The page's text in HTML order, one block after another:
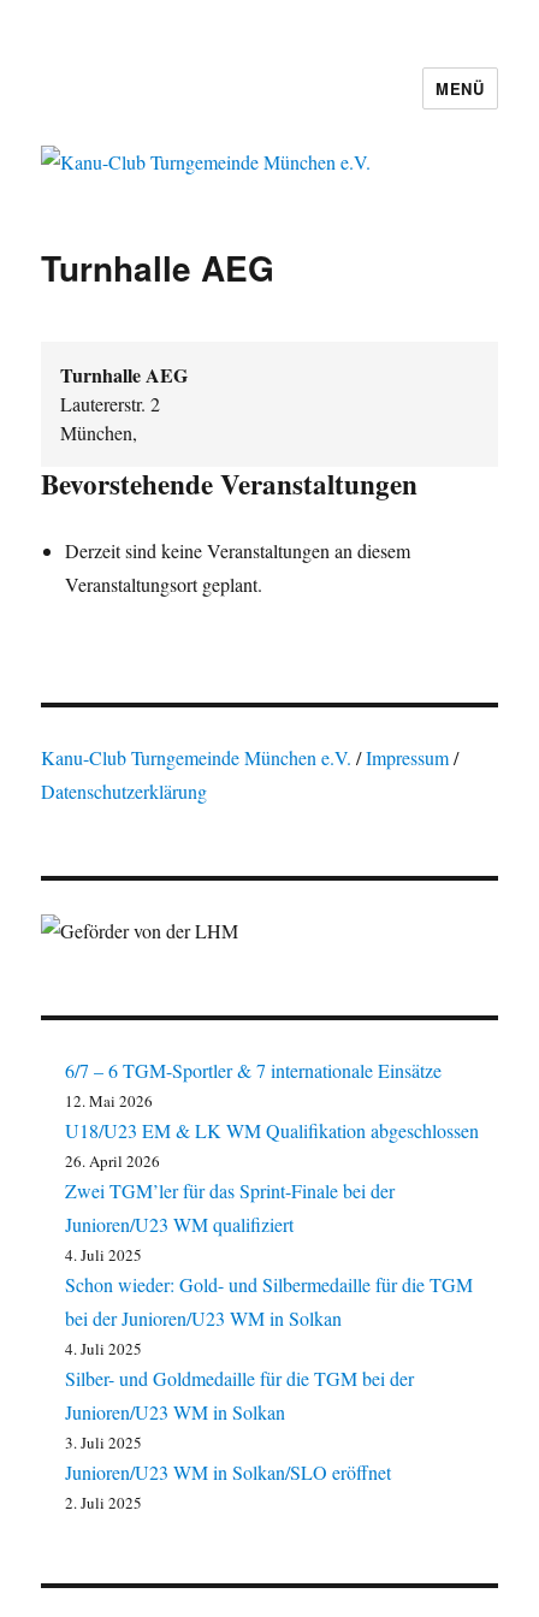
Kanu-Club Turngemeinde München
e.V.
MENÜ
Turnhalle AEG
Turnhalle AEG
Lautererstr. 2
München,
Bevorstehende Veranstaltungen
Derzeit sind keine Veranstaltungen an diesem
Veranstaltungsort geplant.
Kanu-Club Turngemeinde München e.V. /Impressum/
Datenschutzerklärung
6/7 – 6 TGM-Sportler & 7 internationale Einsätze
12. Mai 2026
U18/U23 EM & LK WM Qualifikation abgeschlossen
26. April 2026
Zwei TGM’ler für das Sprint-Finale bei der
Junioren/U23 WM qualifiziert
4. Juli 2025
Schon wieder: Gold- und Silbermedaille für die TGM
bei der Junioren/U23 WM in Solkan
4. Juli 2025
Silber- und Goldmedaille für die TGM bei der
Junioren/U23 WM in Solkan
3. Juli 2025
Junioren/U23 WM in Solkan/SLO eröffnet
2. Juli 2025